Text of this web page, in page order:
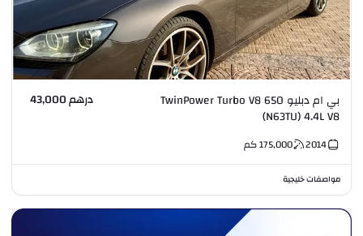
بي ام دبليو 650 TwinPower Turbo V8
(N63TU) 4.4L V8
درهم 43,000
2014
175,000كم
مواصفات خليجية